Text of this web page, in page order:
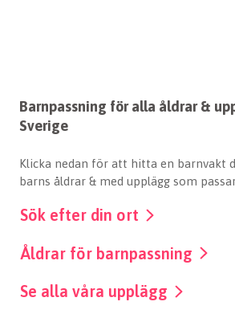
Barnpassning för alla åldrar &
Sverige
Klicka nedan för att hitta en barnvakt
barns åldrar & med upplägg som
Sök efter din ort
Åldrar för barnpassning
Se alla våra upplägg